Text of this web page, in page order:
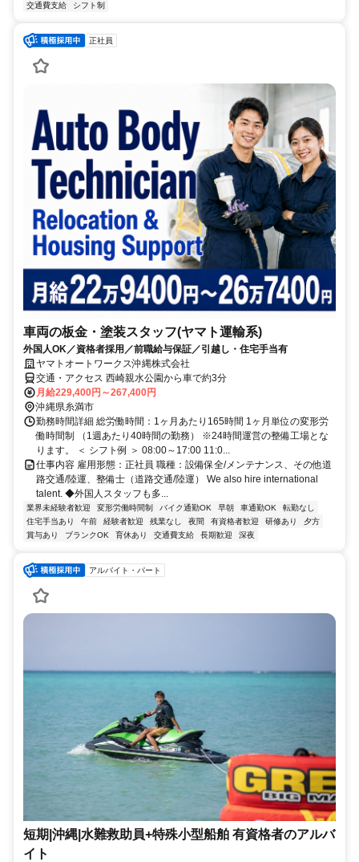
交通費支給 シフト制
正社員
車両の板金・塗装スタッフ(ヤマト運輸系)
外国人OK／資格者採用／前職給与保証／引越し・住宅手当有
ヤマトオートワークス沖縄株式会社
交通・アクセス 西崎親水公園から車で約3分
月給229,400円～267,400円
沖縄県糸満市
勤務時間詳細 総労働時間：1ヶ月あたり165時間 1ヶ月単位の変形労
働時間制 （1週あたり40時間の勤務） ※24時間運営の整備工場とな
ります。 ＜ シフト例 ＞ 08:00～17:00 11:0...
仕事内容 雇用形態：正社員 職種：設備保全/メンテナンス、その他道
路交通/陸運、整備士（道路交通/陸運） We also hire international
talent. ◆外国人スタッフも多...
業界未経験者歓迎 変形労働時間制 バイク通勤OK 早朝 車通勤OK
転勤なし
住宅手当あり
午前 経験者歓迎 残業なし 夜間 有資格者歓迎 研修あり
夕方
賞与あり
ブランクOK 育休あり 交通費支給 長期歓迎 深夜
アルバイト・パート
短期|沖縄|水難救助員+特殊小型船舶 有資格者のアルバ
イト